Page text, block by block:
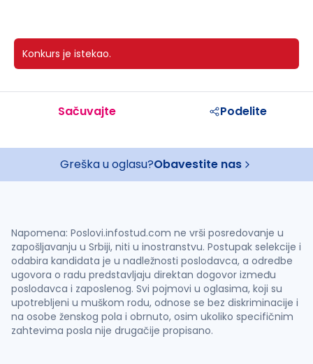
Konkurs je istekao.
Sačuvajte Podelite
Greška u oglasu?Obavestite nas
Napomena: Poslovi.infostud.com ne vrši posredovanje u
zapošljavanju u Srbiji, niti u inostranstvu. Postupak selekcije i
odabira kandidata je u nadležnosti poslodavca, a odredbe
ugovora o radu predstavljaju direktan dogovor između
poslodavca i zaposlenog. Svi pojmovi u oglasima, koji su
upotrebljeni u muškom rodu, odnose se bez diskriminacije i
na osobe ženskog pola i obrnuto, osim ukoliko specifičnim
zahtevima posla nije drugačije propisano.